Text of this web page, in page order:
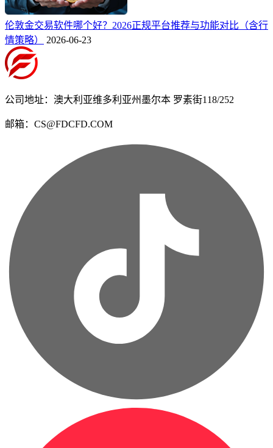
伦敦金交易软件哪个好？2026正规平台推荐与功能对比（含行
情策略）
2026-06-23
公司地址：澳大利亚维多利亚州墨尔本 罗素街118/252
邮箱：CS@FDCFD.COM